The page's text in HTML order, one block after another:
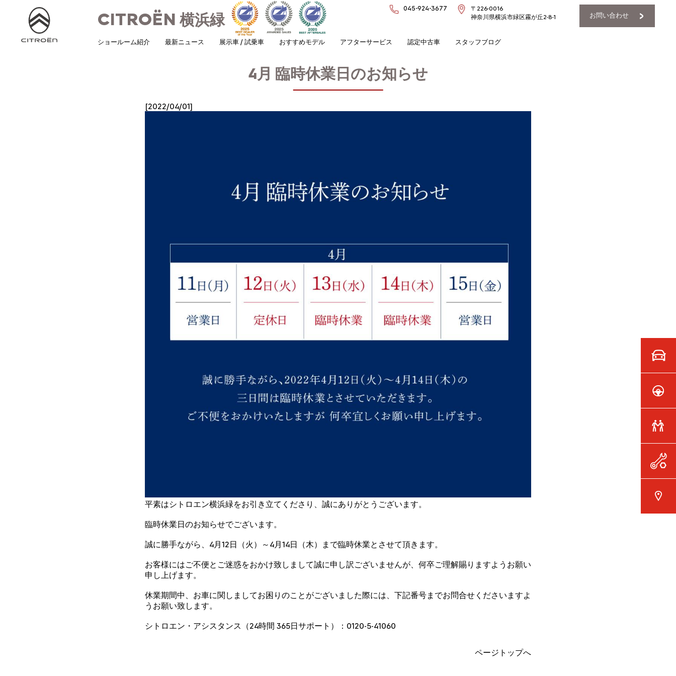
CITROËN 横浜緑
045-924-3677
〒226-0016
神奈川県横浜市緑区霧が丘2-8-1
お問い合わせ
ショールーム紹介 最新ニュース 展示車 / 試乗車 おすすめモデル アフターサービス 認定中古車 スタッフブログ
4月 臨時休業日のお知らせ
[2022/04/01]
平素はシトロエン横浜緑をお引き立てくださり、誠にありがとうございます。
臨時休業日のお知らせでございます。
誠に勝手ながら、4月12日（火）～4月14日（木）まで臨時休業とさせて頂きます。
お客様にはご不便とご迷惑をおかけ致しまして誠に申し訳ございませんが、何卒ご理解賜りますようお願い
申し上げます。
休業期間中、お車に関しましてお困りのことがございました際には、下記番号までお問合せくださいますよ
うお願い致します。
シトロエン・アシスタンス（24時間 365日サポート）：0120-5-41060
ページトップへ